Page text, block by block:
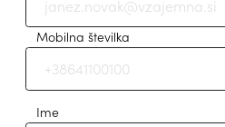
Mobilna številka
Ime